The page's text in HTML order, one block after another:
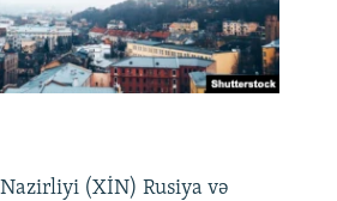
(XİN) Rusiya və